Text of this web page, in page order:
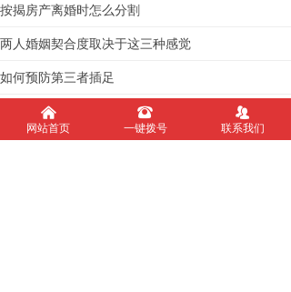
按揭房产离婚时怎么分割
两人婚姻契合度取决于这三种感觉
如何预防第三者插足
无论男女，只要出现婚外情，就会有四失控
为什么男人婚内出轨后，会越来越厌恶妻子
낀
网站首页
뀰
一键拨号
뀡
联系我们